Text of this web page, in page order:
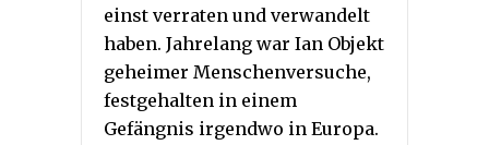
einst verraten und verwandelt
haben. Jahrelang war Ian Objekt
geheimer Menschenversuche,
festgehalten in einem
Gefängnis irgendwo in Europa.